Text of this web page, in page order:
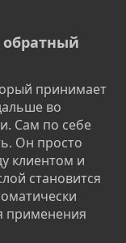
принимает
во
Сам по себе
Он просто
клиентом и
становится
применения